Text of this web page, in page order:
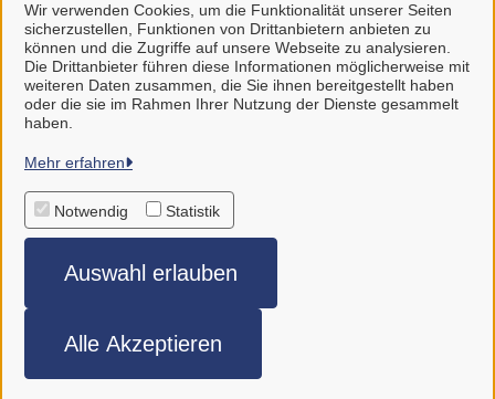
Wir verwenden Cookies, um die Funktionalität unserer Seiten
sicherzustellen, Funktionen von Drittanbietern anbieten zu
können und die Zugriffe auf unsere Webseite zu analysieren.
Die Drittanbieter führen diese Informationen möglicherweise mit
weiteren Daten zusammen, die Sie ihnen bereitgestellt haben
oder die sie im Rahmen Ihrer Nutzung der Dienste gesammelt
haben.
Mehr erfahren
Notwendig Statistik
Auswahl erlauben
Alle Akzeptieren
Sachbearbeiterin
Frau Wilts
Stadt Aurich
Alle Rechte vorbehalten
Datenschutzerklärung